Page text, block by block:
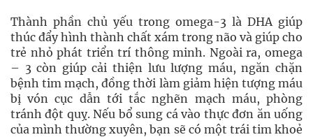
Thành phần chủ yếu trong omega-3 là DHA giúp
thúc đẩy hình thành chất xám trong não và giúp cho
trẻ nhỏ phát triển trí thông minh. Ngoài ra, omega
– 3 còn giúp cải thiện lưu lượng máu, ngăn chặn
bệnh tim mạch, đồng thời làm giảm hiện tượng máu
bị vón cục dẫn tới tắc nghẽn mạch máu, phòng
tránh đột quỵ. Nếu bổ sung cá vào thực đơn ăn uống
của mình thường xuyên, bạn sẽ có một trái tim khoẻ